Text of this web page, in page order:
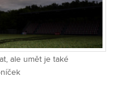
ale umět je také